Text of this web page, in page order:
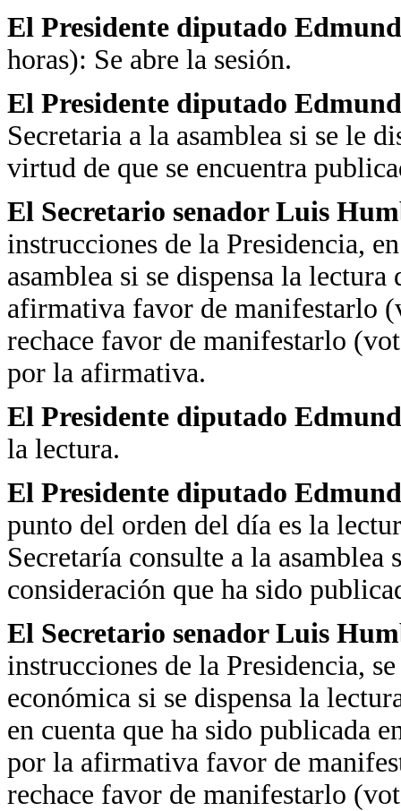
El Presidente diputado
horas): Se abre la sesión.
El Presidente diputado
Secretaria a la asamblea si se le
virtud de que se encuentra
El Secretario senador Luis
instrucciones de la Presidencia,
asamblea si se dispensa la
afirmativa favor de manifestarlo
rechace favor de manifestarlo
por la afirmativa.
El Presidente diputado
la lectura.
El Presidente diputado
punto del orden del día es la
Secretaría consulte a la
consideración que ha sido
El Secretario senador Luis
instrucciones de la Presidencia,
económica si se dispensa la
en cuenta que ha sido publicada
por la afirmativa favor de
rechace favor de manifestarlo